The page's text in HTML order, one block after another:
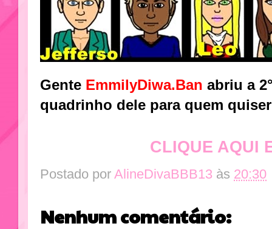
Gente EmmilyDiwa.Ban abriu a
quadrinho dele para quem
CLIQUE AQUI
Postado por AlineDivaBBB13 às 20:30
Nenhum comentário: